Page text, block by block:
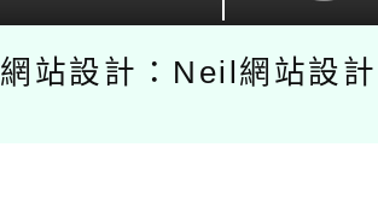
網站設計：Neil網站設